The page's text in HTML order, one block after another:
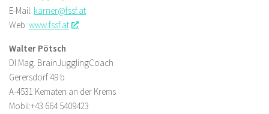
E-Mail: karner@fssf.at
Web: www.fssf.at
Walter Pötsch
DI.Mag. BrainJugglingCoach
Gerersdorf 49 b
A-4531 Kematen an der Krems
Mobil:+43 664 5409423